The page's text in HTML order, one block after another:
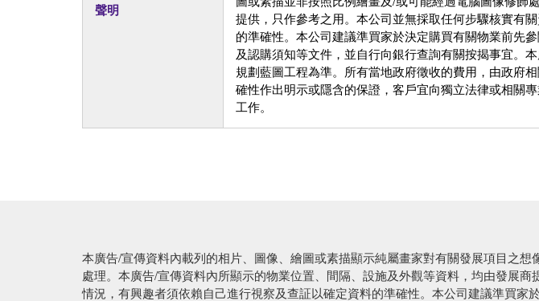
聲明
提供，只作參考之用。本公司並無採取任何步驟核實有
的準確性。本公司建議準買家於決定購買有關物業前先
及認購須知等文件，並自行向銀行查詢有關按揭事宜。
規劃藍圖工程為準。所有當地政府徵收的費用，由政府
確性作出明示或隱含的保證，客戶宜向獨立法律或相關
工作。
本廣告/宣傳資料內載列的相片、圖像、繪圖或素描顯示純屬畫家對有關發展項目之
處理。本廣告/宣傳資料內所顯示的物業位置、間隔、設施及外觀等資料，均由發展
情況，有興趣者須依賴自己進行視察及查証以確定資料的準確性。本公司建議準買家